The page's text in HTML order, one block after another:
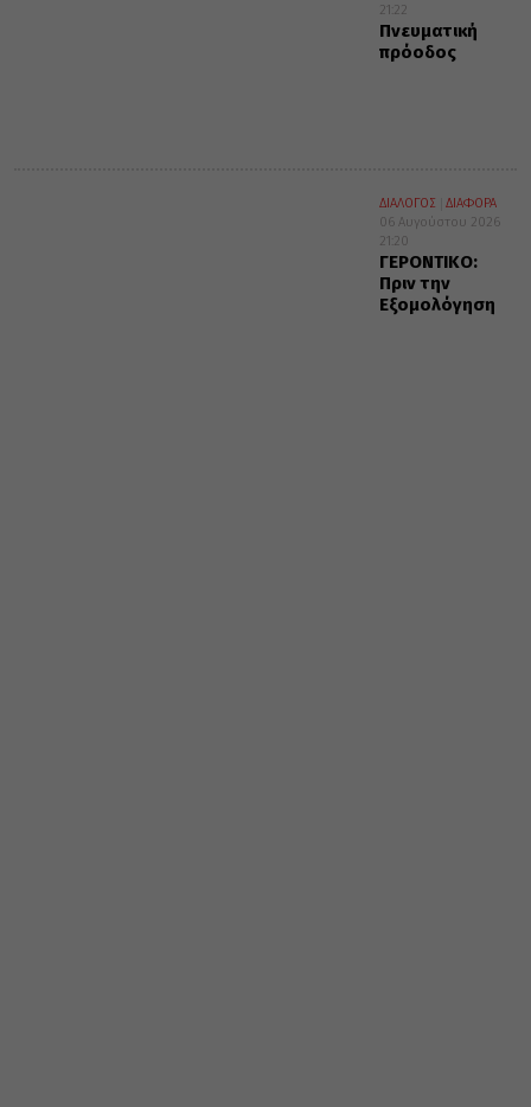
21:22
Πνευματική
πρόοδος
ΔΙΑΛΟΓΟΣ
ΔΙΑΦΟΡΑ
06 Αυγούστου 2026
21:20
ΓΕΡΟΝΤΙΚΟ:
Πριν την
Εξομολόγηση